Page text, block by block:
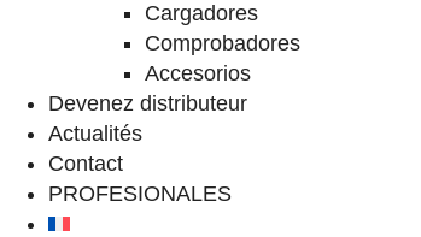
Cargadores
Comprobadores
Accesorios
Devenez distributeur
Actualités
Contact
PROFESIONALES